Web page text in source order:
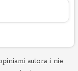
autora i nie